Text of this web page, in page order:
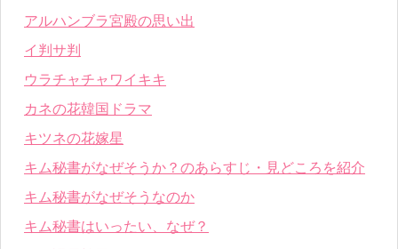
アルハンブラ宮殿の思い出
イ判サ判
ウラチャチャワイキキ
カネの花韓国ドラマ
キツネの花嫁星
キム秘書がなぜそうか？のあらすじ・見どころを紹介
キム秘書がなぜそうなのか
キム秘書はいったい、なぜ？